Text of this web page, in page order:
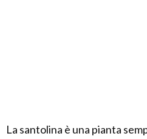
La santolina è una pianta